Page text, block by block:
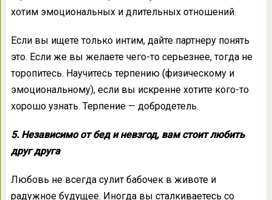
хотим эмоциональных и длительных отношений.
Если вы ищете только интим, дайте партнеру понять
это. Если же вы желаете чего-то серьезнее, тогда не
торопитесь. Научитесь терпению (физическому и
эмоциональному), если вы искренне хотите кого-то
хорошо узнать. Терпение — добродетель.
5. Независимо от бед и невзгод, вам стоит любить
друг друга
Любовь не всегда сулит бабочек в животе и
радужное будущее. Иногда вы сталкиваетесь со